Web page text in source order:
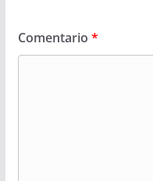
Comentario *